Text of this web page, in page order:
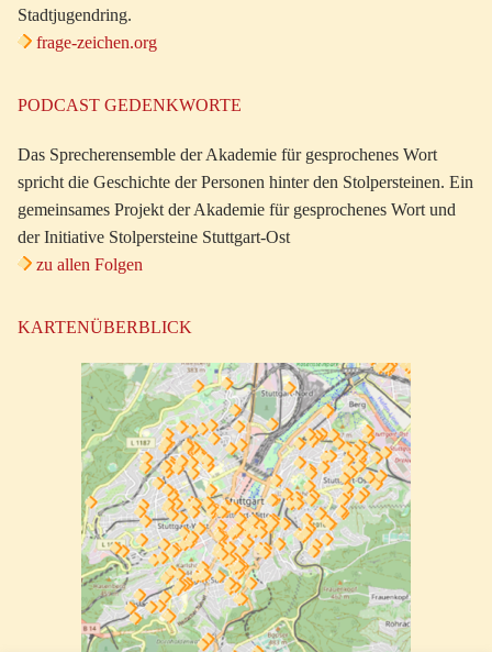
Stadtjugendring.
frage-zeichen.org
PODCAST GEDENKWORTE
Das Sprecherensemble der Akademie für gesprochenes Wort
spricht die Geschichte der Personen hinter den Stolpersteinen. Ein
gemeinsames Projekt der Akademie für gesprochenes Wort und
der Initiative Stolpersteine Stuttgart-Ost
zu allen Folgen
KARTENÜBERBLICK